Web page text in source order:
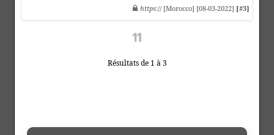
https:// [Morocco] [08-03-2022] [#3]
Résultats de 1 à 3